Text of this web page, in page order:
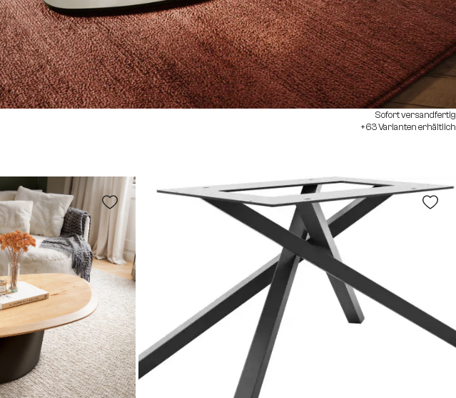
Sofort versandfertig
+63 Varianten erhältlich